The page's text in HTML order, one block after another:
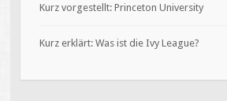
Kurz vorgestellt: Princeton University
Kurz erklärt: Was ist die Ivy League?